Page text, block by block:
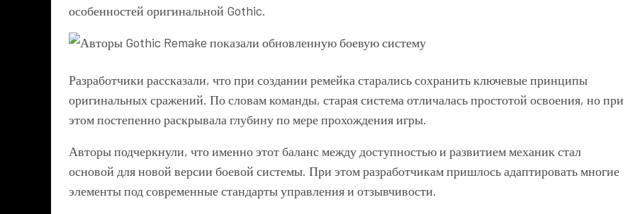
особенностей оригинальной Gothic.
Разработчики рассказали, что при создании ремейка старались сохранить ключевые принципы
оригинальных сражений. По словам команды, старая система отличалась простотой освоения, но при
этом постепенно раскрывала глубину по мере прохождения игры.
Авторы подчеркнули, что именно этот баланс между доступностью и развитием механик стал
основой для новой версии боевой системы. При этом разработчикам пришлось адаптировать многие
элементы под современные стандарты управления и отзывчивости.